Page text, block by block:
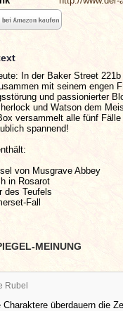
In der Baker Street
mit seinem engen
und passionierter
und Watson dem
versammelt alle fünf
spannend!
von Musgrave Abbey
in Rosarot
des Teufels
Fall
MEINUNG
Rubel
Charaktere überdauern die